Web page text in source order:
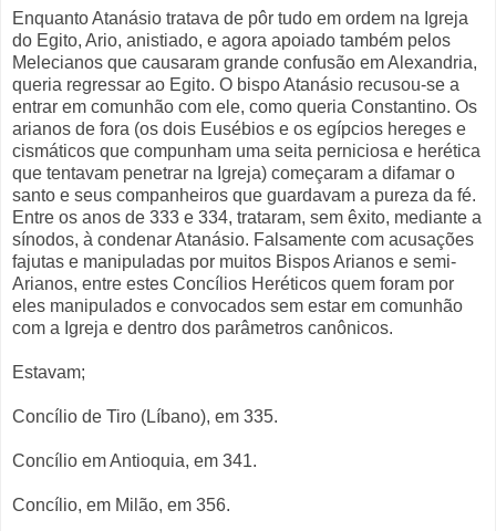
Enquanto Atanásio tratava de pôr tudo em ordem na Igreja
do Egito, Ario, anistiado, e agora apoiado também pelos
Melecianos que causaram grande confusão em Alexandria,
queria regressar ao Egito. O bispo Atanásio recusou-se a
entrar em comunhão com ele, como queria Constantino. Os
arianos de fora (os dois Eusébios e os egípcios hereges e
cismáticos que compunham uma seita perniciosa e herética
que tentavam penetrar na Igreja) começaram a difamar o
santo e seus companheiros que guardavam a pureza da fé.
Entre os anos de 333 e 334, trataram, sem êxito, mediante a
sínodos, à condenar Atanásio. Falsamente com acusações
fajutas e manipuladas por muitos Bispos Arianos e semi-
Arianos, entre estes Concílios Heréticos quem foram por
eles manipulados e convocados sem estar em comunhão
com a Igreja e dentro dos parâmetros canônicos.
Estavam;
Concílio de Tiro (Líbano), em 335.
Concílio em Antioquia, em 341.
Concílio, em Milão, em 356.